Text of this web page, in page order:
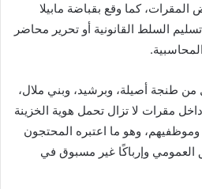
المقرات، كما وقع بقباضة مابيلا
السلط القانونية أو تحرير محاضر
طنجة أصيلة، وبرشيد، وبني ملال،
مقرات لا تزال تحمل هوية الخزينة
وهو ما اعتبره المحتجون
العمومي وإرباكًا غير مسبوق في